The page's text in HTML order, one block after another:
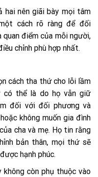
hai nên giãi bày mọi tâm
cách rõ ràng để đối
điểm của mỗi người,
chỉnh phù hợp nhất.
cách tha thứ cho lỗi lầm
có thể là do họ vẫn giữ
đối với đối phương và
không muốn gia đình
cha và mẹ. Họ tin rằng
bản thân, mọi thứ sẽ
hạnh phúc.
không còn phụ thuộc vào